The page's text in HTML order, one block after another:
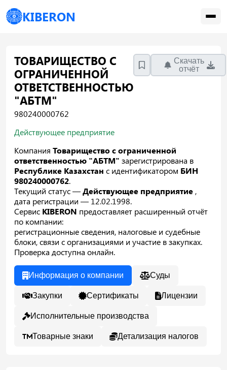
KIBERON
ТОВАРИЩЕСТВО С
ОГРАНИЧЕННОЙ
ОТВЕТСТВЕННОСТЬЮ
"АБТМ"
980240000762
Скачать
отчёт
Действующее предприятие
Компания Товарищество с ограниченной
ответственностью "АБТМ" зарегистрирована в
Республике Казахстан с идентификатором БИН
980240000762.
Текущий статус —Действующее предприятие ,
дата регистрации — 12.02.1998.
Сервис KIBERON предоставляет расширенный отчёт
по компании:
регистрационные сведения, налоговые и судебные
блоки, связи с организациями и участие в закупках.
Проверка доступна онлайн.
Информация о компании Суды
Закупки Сертификаты Лицензии
Исполнительные производства
Товарные знаки Детализация налогов